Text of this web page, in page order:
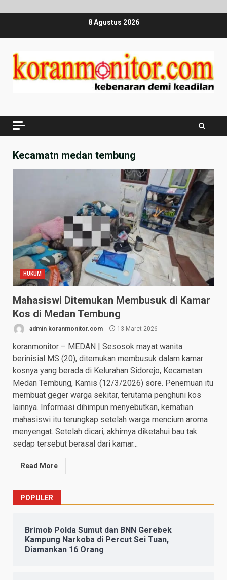
8 Agustus 2026
Kecamatn medan tembung
HUKUM
Mahasiswi Ditemukan Membusuk di Kamar
Kos di Medan Tembung
admin koranmonitor.com 13 Maret 2026
koranmonitor – MEDAN | Sesosok mayat wanita
berinisial MS (20), ditemukan membusuk dalam kamar
kosnya yang berada di Kelurahan Sidorejo, Kecamatan
Medan Tembung, Kamis (12/3/2026) sore. Penemuan itu
membuat geger warga sekitar, terutama penghuni kos
lainnya. Informasi dihimpun menyebutkan, kematian
mahasiswi itu terungkap setelah warga mencium aroma
menyengat. Setelah dicari, akhirnya diketahui bau tak
sedap tersebut berasal dari kamar...
Read More
POPULER
Brimob Polda Sumut dan BNN Gerebek
Kampung Narkoba di Percut Sei Tuan,
Diamankan 16 Orang